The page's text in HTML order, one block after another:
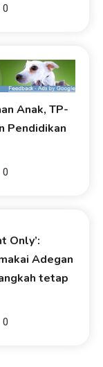
0
Anak, TP-
Pendidikan
0
Only’:
Adegan
tetap
0